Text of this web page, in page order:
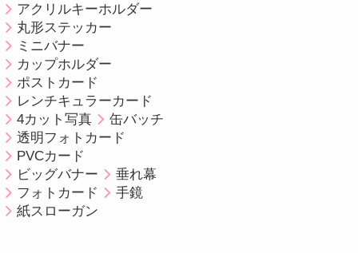
アクリルキーホルダー
丸形ステッカー
ミニバナー
カップホルダー
ポストカード
レンチキュラーカード
4カット写真
缶バッチ
透明フォトカード
PVCカード
ビッグバナー
垂れ幕
フォトカード
手鏡
紙スローガン